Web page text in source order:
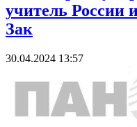
учитель России
Зак
30.04.2024 13:57